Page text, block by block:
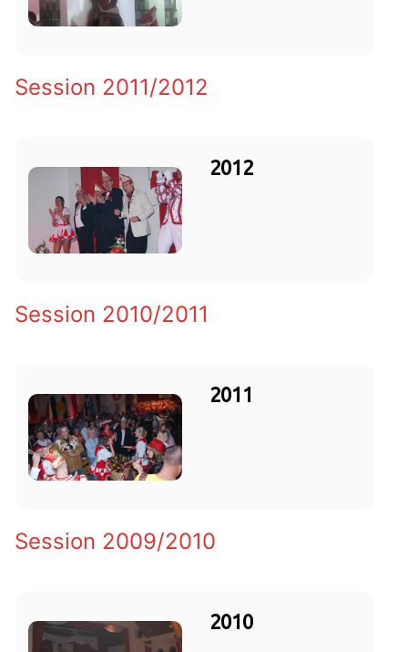
Session 2011/2012
2012
Session 2010/2011
2011
Session 2009/2010
2010